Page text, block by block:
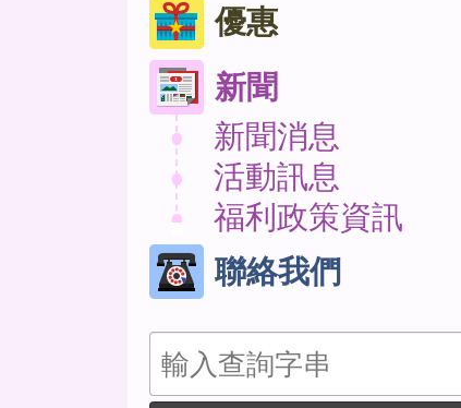
優惠
新聞
新聞消息
活動訊息
福利政策資訊
聯絡我們
搜
尋